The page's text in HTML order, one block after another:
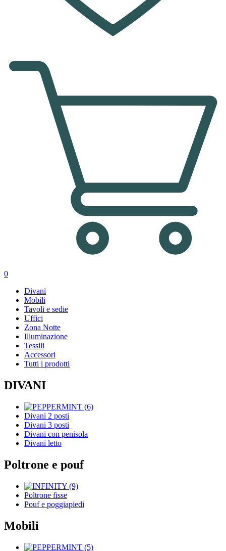
0
Divani
Mobili
Tavoli e sedie
Uffici
Zona Notte
Illuminazione
Tessili
Accessori
Tutti i prodotti
DIVANI
Divani 2 posti
Divani 3 posti
Divani con penisola
Divani letto
Poltrone e pouf
Poltrone fisse
Pouf e poggiapiedi
Mobili